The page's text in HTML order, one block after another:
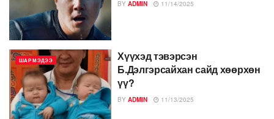
BY ADMIN 11/14/2025
ШАР МЭДЭЭ
Хүүхэд тэвэрсэн
Б.Дэлгэрсайхан сайд хөөрхөн
үү?
BY ADMIN 11/13/2025